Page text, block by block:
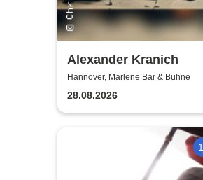
Alexander Kranich
Hannover, Marlene Bar & Bühne
28.08.2026